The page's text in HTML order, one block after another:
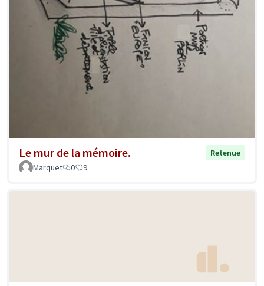
Le mur de la mémoire.
Retenue
Marquet
0 9